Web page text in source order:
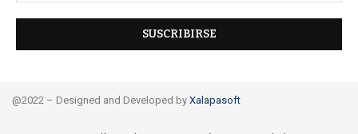
@2022 – Designed and Developed by Xalapasoft